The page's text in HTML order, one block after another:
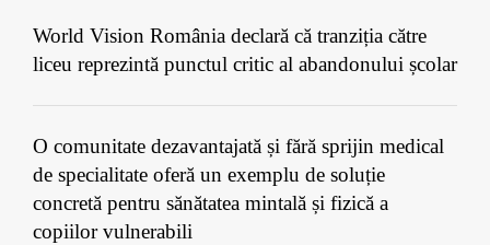
World Vision România declară că tranziția către
liceu reprezintă punctul critic al abandonului școlar
O comunitate dezavantajată și fără sprijin medical
de specialitate oferă un exemplu de soluție
concretă pentru sănătatea mintală și fizică a
copiilor vulnerabili